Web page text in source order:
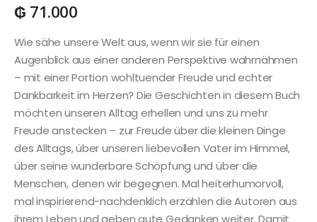
₲ 71.000
Wie sähe unsere Welt aus, wenn wir sie für einen
Augenblick aus einer anderen Perspektive wahrnähmen
– mit einer Portion wohltuender Freude und echter
Dankbarkeit im Herzen? Die Geschichten in diesem Buch
möchten unseren Alltag erhellen und uns zu mehr
Freude anstecken – zur Freude über die kleinen Dinge
des Alltags, über unseren liebevollen Vater im Himmel,
über seine wunderbare Schöpfung und über die
Menschen, denen wir begegnen. Mal heiterhumorvoll,
mal inspirierend-nachdenklich erzählen die Autoren aus
ihrem Leben und geben gute Gedanken weiter. Damit